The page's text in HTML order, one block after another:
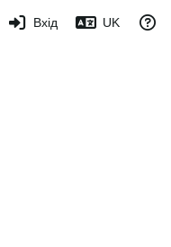
Вхід UK